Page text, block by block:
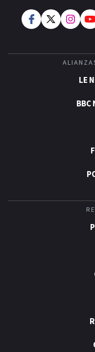
LE
BBC